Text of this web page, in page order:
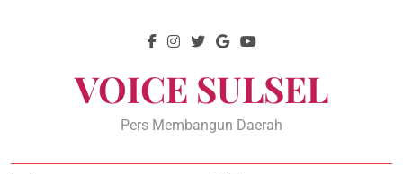
VOICE SULSEL
Pers Membangun Daerah